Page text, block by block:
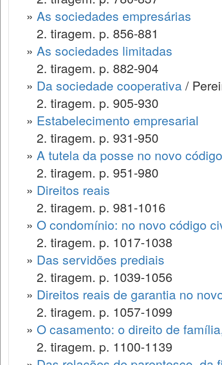
» As sociedades empresárias
2. tiragem. p. 856-881
» As sociedades limitadas
2. tiragem. p. 882-904
» Da sociedade cooperativa/
2. tiragem. p. 905-930
» Estabelecimento empresarial
2. tiragem. p. 931-950
» A tutela da posse no novo
2. tiragem. p. 951-980
» Direitos reais
2. tiragem. p. 981-1016
» O condomínio: no novo código
2. tiragem. p. 1017-1038
» Das servidões prediais
2. tiragem. p. 1039-1056
» Direitos reais de garantia no
2. tiragem. p. 1057-1099
» O casamento: o direito de
2. tiragem. p. 1100-1139